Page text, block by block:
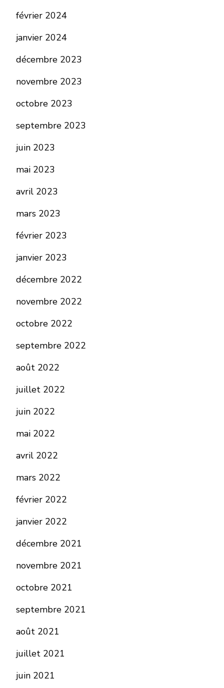
février 2024
janvier 2024
décembre 2023
novembre 2023
octobre 2023
septembre 2023
juin 2023
mai 2023
avril 2023
mars 2023
février 2023
janvier 2023
décembre 2022
novembre 2022
octobre 2022
septembre 2022
août 2022
juillet 2022
juin 2022
mai 2022
avril 2022
mars 2022
février 2022
janvier 2022
décembre 2021
novembre 2021
octobre 2021
septembre 2021
août 2021
juillet 2021
juin 2021